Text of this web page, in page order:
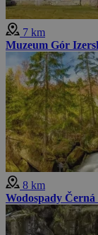
7 km
Muzeum Gór
8 km
Wodospady Černá